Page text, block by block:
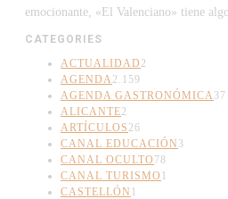
emocionante, «El Valenciano» tiene
CATEGORIES
ACTUALIDAD 2
AGENDA2.159
AGENDA GASTRONÓMICA37
ALICANTE2
ARTÍCULOS 26
CANAL EDUCACIÓN 3
CANAL OCULTO 78
CANAL TURISMO 1
CASTELLÓN 1